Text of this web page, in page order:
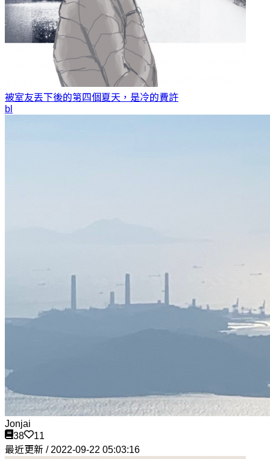
被室友丟下後的第四個夏天，是冷的費許
bl
Jonjai
38
11
最近更新 / 2022-09-22 05:03:16